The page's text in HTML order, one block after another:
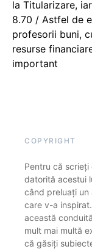
la Titularizare,
8.70 / Astfel de
profesorii buni,
resurse
important
COPYRIGHT
Pentru că
datorită acestui
când preluați un
care v-a
această
mult mai multă
că găsiți